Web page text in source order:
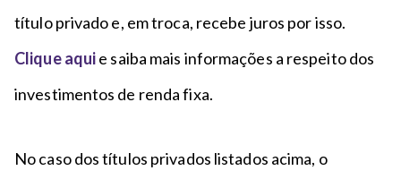
título privado e, em troca, recebe juros por isso.
Clique aquie saiba mais informações a respeito dos
investimentos de renda fixa.
No caso dos títulos privados listados acima, o